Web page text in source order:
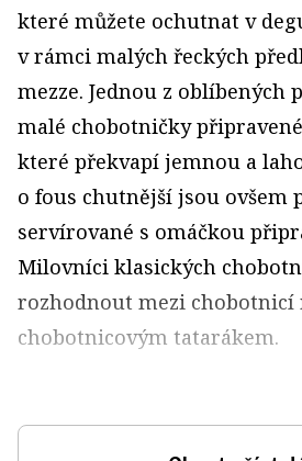
které můžete ochutnat v
v rámci malých řeckých
mezze. Jednou z oblíbených
malé chobotničky
které překvapí jemnou a
o fous chutnější jsou ovšem
servírované s omáčkou
Milovníci klasických
rozhodnout mezi chobotnicí
chobotnicovým tatarákem.